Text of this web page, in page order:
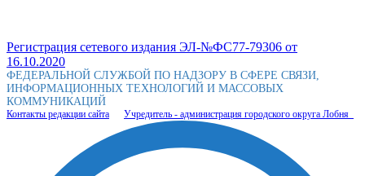
Регистрация сетевого издания ЭЛ-№ФС77-79306 от
16.10.2020
ФЕДЕРАЛЬНОЙ СЛУЖБОЙ ПО НАДЗОРУ В СФЕРЕ СВЯЗИ,
ИНФОРМАЦИОННЫХ ТЕХНОЛОГИЙ И МАССОВЫХ
КОММУНИКАЦИЙ
Контакты редакции сайта Учредитель - администрация городского округа Лобня